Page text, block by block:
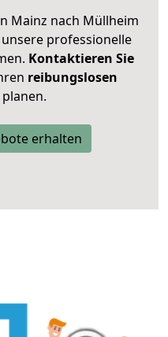
Mainz nach Müllheim
professionelle
Kontaktieren Sie
reibungslosen
erhalten